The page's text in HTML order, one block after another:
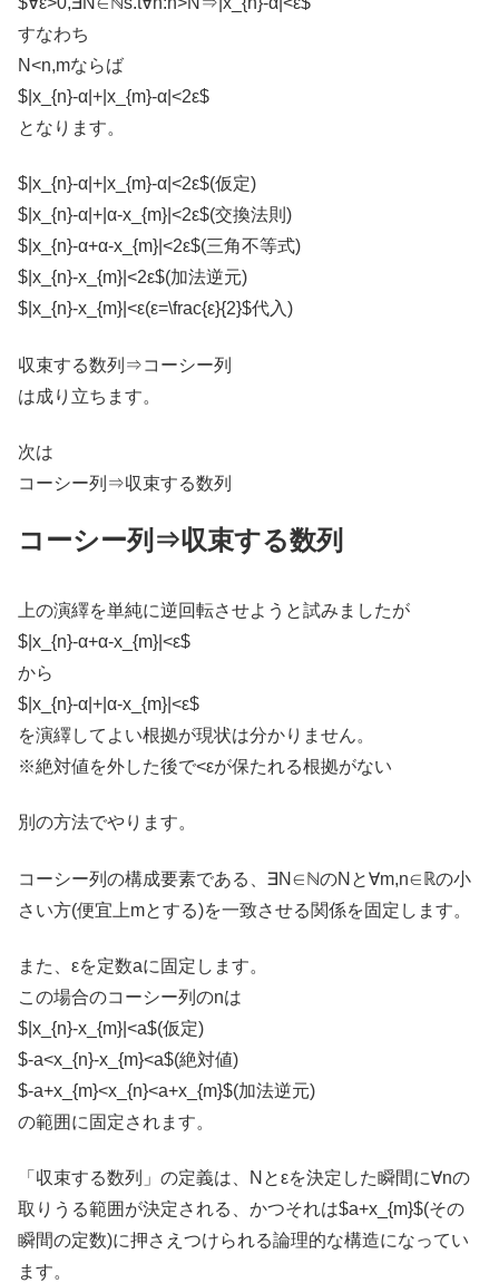
すなわち
N<n,mならば
$|x_{n}-α|+|x_{m}-α|<2ε$
となります。
$|x_{n}-α|+|x_{m}-α|<2ε$(仮定)
$|x_{n}-α|+|α-x_{m}|<2ε$(交換法則)
$|x_{n}-α+α-x_{m}|<2ε$(三角不等式)
$|x_{n}-x_{m}|<2ε$(加法逆元)
$|x_{n}-x_{m}|<ε(ε=\frac{ε}{2}$代入)
収束する数列⇒コーシー列
は成り立ちます。
次は
コーシー列⇒収束する数列
コーシー列⇒収束する数列
上の演繹を単純に逆回転させようと試みましたが
$|x_{n}-α+α-x_{m}|<ε$
から
$|x_{n}-α|+|α-x_{m}|<ε$
を演繹してよい根拠が現状は分かりません。
※絶対値を外した後で<εが保たれる根拠がない
別の方法でやります。
コーシー列の構成要素である、∃N∈ℕのNと∀m,n∈ℝの小
さい方(便宜上mとする)を一致させる関係を固定します。
また、εを定数aに固定します。
この場合のコーシー列のnは
$|x_{n}-x_{m}|<a$(仮定)
$-a<x_{n}-x_{m}<a$(絶対値)
$-a+x_{m}<x_{n}<a+x_{m}$(加法逆元)
の範囲に固定されます。
「収束する数列」の定義は、Nとεを決定した瞬間に∀nの
取りうる範囲が決定される、かつそれは$a+x_{m}$(その
瞬間の定数)に押さえつけられる論理的な構造になってい
ます。